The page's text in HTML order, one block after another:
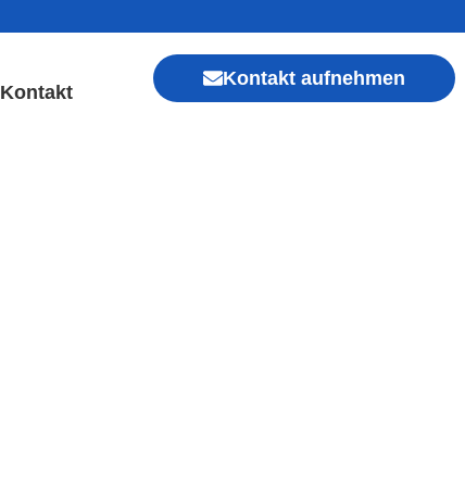
Kontakt
Kontakt aufnehmen